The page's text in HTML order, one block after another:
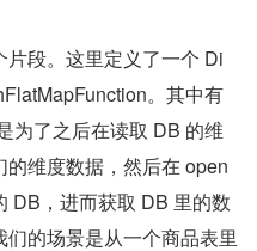
段。这里定义了一个 Di
。其中有
为了之后在读取 DB 的维
维度数据，然后在 open
DB，进而获取 DB 里的数
的场景是从一个商品表里